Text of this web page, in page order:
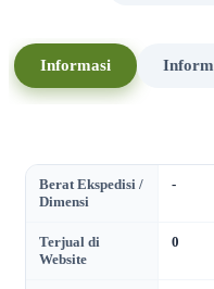
Informasi
Berat Ekspedisi /
Dimensi
-
Terjual di
Website
0